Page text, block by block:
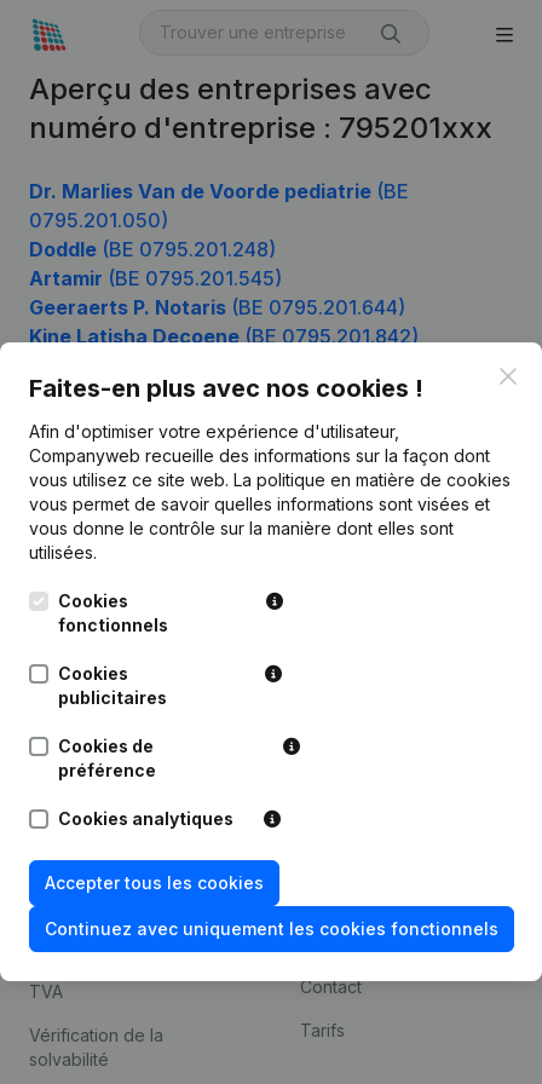
Aperçu des entreprises avec
numéro d'entreprise : 795201xxx
Dr. Marlies Van de Voorde pediatrie (BE
0795.201.050)
Doddle (BE 0795.201.248)
Artamir (BE 0795.201.545)
Geeraerts P. Notaris (BE 0795.201.644)
Kine Latisha Decoene(BE 0795.201.842)
Faites-en plus avec nos cookies !
Afin d'optimiser votre expérience d'utilisateur,
Companyweb recueille des informations sur la façon dont
vous utilisez ce site web. La politique en matière de cookies
vous permet de savoir quelles informations sont visées et
vous donne le contrôle sur la manière dont elles sont
utilisées.
Cookies
fonctionnels
Cookies
publicitaires
Cookies de
préférence
Cookies analytiques
Accepter tous les cookies
Continuez avec uniquement les cookies fonctionnels
Français
Kantorenpark Everest
Leuvensesteenweg
1800 Vilvoorde
Produit
Informations d’entreprise
Monitoring
Compliance et prévention
de la fraude
Consulter des comptes
annuels
TVA
Vérification de la
solvabilité
Contact
Tarifs